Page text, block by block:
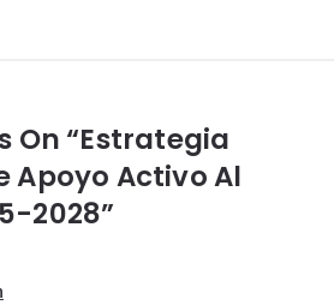
On “Estrategia
Apoyo Activo Al
2028”